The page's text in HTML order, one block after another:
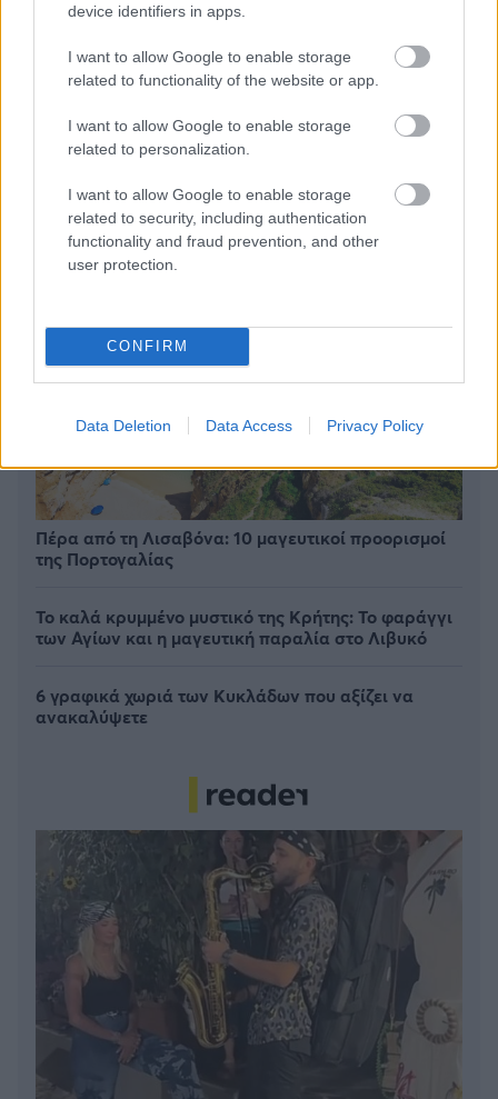
device identifiers in apps.
I want to allow Google to enable storage
related to functionality of the website or app.
I want to allow Google to enable storage
related to personalization.
I want to allow Google to enable storage
related to security, including authentication
functionality and fraud prevention, and other
user protection.
CONFIRM
Data Deletion Data Access Privacy Policy
BEST OFINTERNET
Πέρα από τη Λισαβόνα: 10 μαγευτικοί προορισμοί
της Πορτογαλίας
Το καλά κρυμμένο μυστικό της Κρήτης: Το φαράγγι
των Αγίων και η μαγευτική παραλία στο Λιβυκό
6 γραφικά χωριά των Κυκλάδων που αξίζει να
ανακαλύψετε